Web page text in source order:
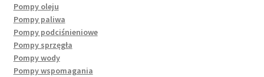
Pompy oleju
Pompy paliwa
Pompy podciśnieniowe
Pompy sprzęgła
Pompy wody
Pompy wspomagania